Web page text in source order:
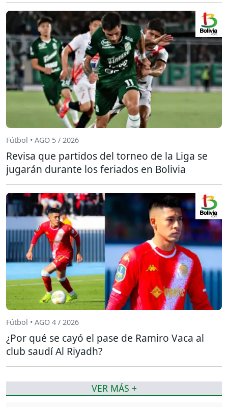
Fútbol • AGO 5 / 2026
Revisa que partidos del torneo de la Liga se
jugarán durante los feriados en Bolivia
Fútbol • AGO 4 / 2026
¿Por qué se cayó el pase de Ramiro Vaca al
club saudí Al Riyadh?
VER MÁS +